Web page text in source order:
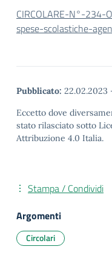
CIRCOLARE-N°-234-
spese-scolastiche-
Pubblicato: 22.02.2023
Eccetto dove
stato rilasciato sotto
Attribuzione 4.0 Italia.
Stampa / Condividi
Argomenti
Circolari